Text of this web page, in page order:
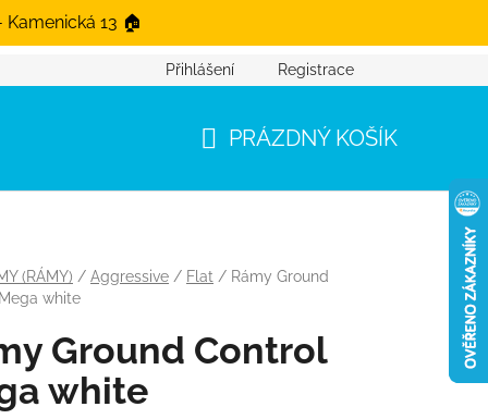
13 🏠
Přihlášení Registrace
PRÁZDNÝ KOŠÍK
(RÁMY) / Aggressive / Flat / Rámy Ground
white
Ground Control
white